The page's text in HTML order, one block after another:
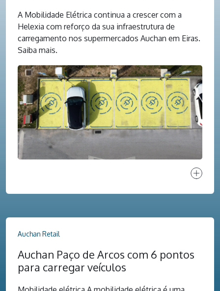
A Mobilidade Elétrica continua a crescer com a
Helexia com reforço da sua infraestrutura de
carregamento nos supermercados Auchan em Eiras.
Saiba mais.
Ver
Auchan Retail
Auchan Paço de Arcos com 6 pontos
para carregar veículos